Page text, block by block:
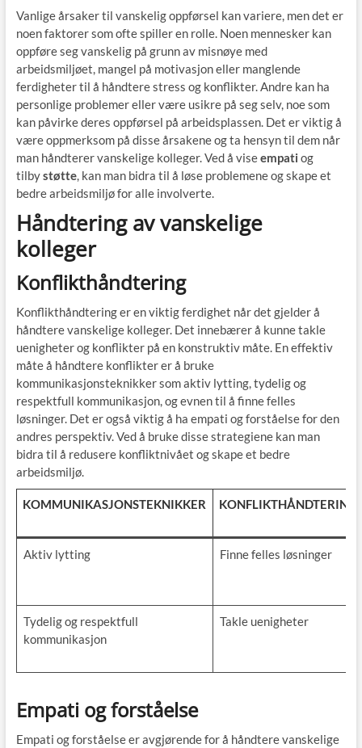
Vanlige årsaker til vanskelig oppførsel kan variere, men det er
noen faktorer som ofte spiller en rolle. Noen mennesker kan
oppføre seg vanskelig på grunn av misnøye med
arbeidsmiljøet, mangel på motivasjon eller manglende
ferdigheter til å håndtere stress og konflikter. Andre kan ha
personlige problemer eller være usikre på seg selv, noe som
kan påvirke deres oppførsel på arbeidsplassen. Det er viktig å
være oppmerksom på disse årsakene og ta hensyn til dem når
man håndterer vanskelige kolleger. Ved å viseempati og
tilbystøtte, kan man bidra til å løse problemene og skape et
bedre arbeidsmiljø for alle involverte.
Håndtering av vanskelige
kolleger
Konflikthåndtering
Konflikthåndtering er en viktig ferdighet når det gjelder å
håndtere vanskelige kolleger. Det innebærer å kunne takle
uenigheter og konflikter på en konstruktiv måte. En effektiv
måte å håndtere konflikter er å bruke
kommunikasjonsteknikker som aktiv lytting, tydelig og
respektfull kommunikasjon, og evnen til å finne felles
løsninger. Det er også viktig å ha empati og forståelse for den
andres perspektiv. Ved å bruke disse strategiene kan man
bidra til å redusere konfliktnivået og skape et bedre
arbeidsmiljø.
KOMMUNIKASJONSTEKNIKKER KONFLIKTHÅNDTERING
Aktiv lytting Finne felles løsninger
Tydelig og respektfull
kommunikasjon
Takle uenigheter
Empati og forståelse
Empati og forståelse er avgjørende for å håndtere vanskelige